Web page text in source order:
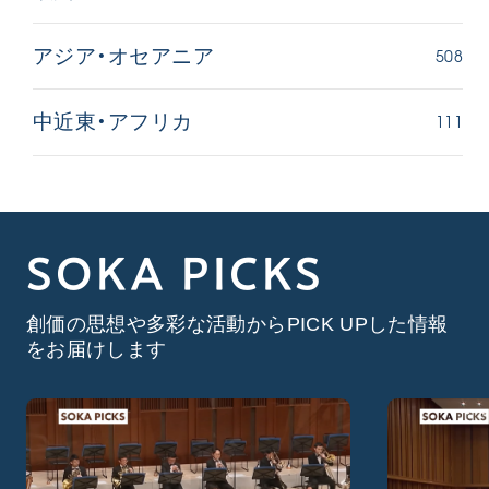
アジア・オセアニア 508
中近東・アフリカ 111
SOKA PICKS
創価の思想や多彩な活動からPICK UPした情報
をお届けします